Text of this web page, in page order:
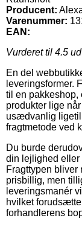
Producent:
Varenummer:
EAN:
Vurderet til 4.5
En del
leveringsformer.
til en pakkeshop,
produkter lige
usædvanlig
fragtmetode ved
Du burde
din lejlighed eller
Fragttypen bliver
prisbillig, men
leveringsmanér
hvilket
forhandlerens